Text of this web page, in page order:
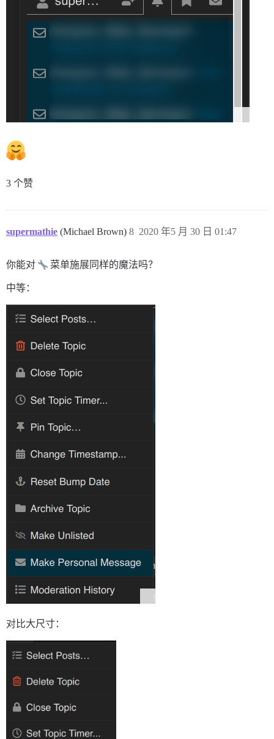
3 个赞
supermathie (Michael Brown) 2020 年5 月 30 日 01:47
8
你能对 菜单施展同样的魔法吗？
中等：
对比大尺寸：